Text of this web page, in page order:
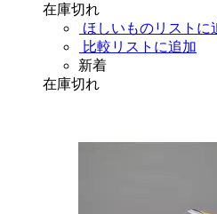
在庫切れ
ほしいものリストに
比較リストに追加
新着
在庫切れ